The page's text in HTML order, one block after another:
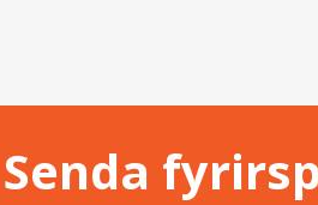
Senda